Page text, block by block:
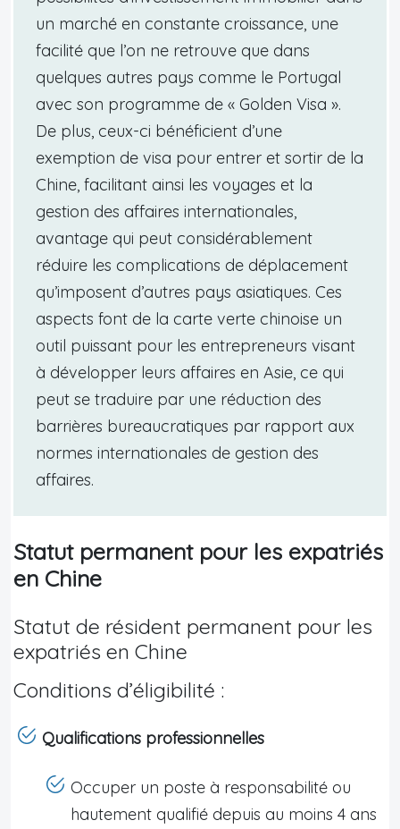
un marché en constante croissance, une
facilité que l’on ne retrouve que dans
quelques autres pays comme le Portugal
avec son programme de « Golden Visa ».
De plus, ceux-ci bénéficient d’une
exemption de visa pour entrer et sortir de la
Chine, facilitant ainsi les voyages et la
gestion des affaires internationales,
avantage qui peut considérablement
réduire les complications de déplacement
qu’imposent d’autres pays asiatiques. Ces
aspects font de la carte verte chinoise un
outil puissant pour les entrepreneurs visant
à développer leurs affaires en Asie, ce qui
peut se traduire par une réduction des
barrières bureaucratiques par rapport aux
normes internationales de gestion des
affaires.
Statut permanent pour les expatriés
en Chine
Statut de résident permanent pour les
expatriés en Chine
Conditions d’éligibilité :
Qualifications professionnelles
Occuper un poste à responsabilité ou
hautement qualifié depuis au moins 4 ans